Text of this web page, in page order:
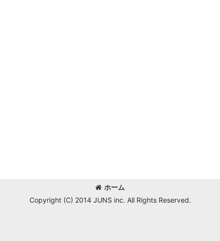
ホーム
Copyright (C) 2014 JUNS inc. All Rights Reserved.